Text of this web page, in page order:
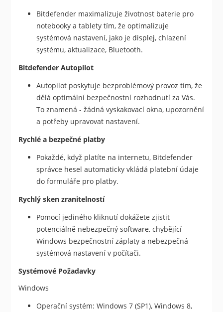
Bitdefender maximalizuje životnost baterie pro
notebooky a tablety tím, že optimalizuje
systémová nastavení, jako je displej, chlazení
systému, aktualizace, Bluetooth.
Bitdefender Autopilot
Autopilot poskytuje bezproblémový provoz tím, že
dělá optimální bezpečnostní rozhodnutí za Vás.
To znamená - žádná vyskakovací okna, upozornění
a potřeby upravovat nastavení.
Rychlé a bezpečné platby
Pokaždé, když platíte na internetu, Bitdefender
správce hesel automaticky vkládá platební údaje
do formuláře pro platby.
Rychlý sken zranitelností
Pomocí jediného kliknutí dokážete zjistit
potenciálně nebezpečný software, chybějící
Windows bezpečnostní záplaty a nebezpečná
systémová nastavení v počítači.
Systémové Požadavky
Windows
Operační systém: Windows 7 (SP1), Windows 8,